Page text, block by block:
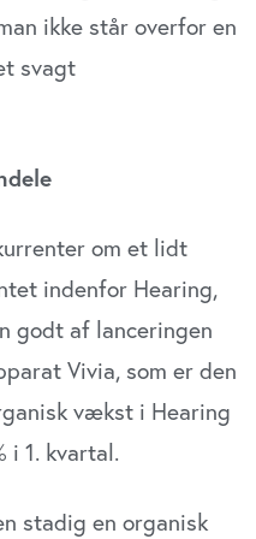
partnere inden for
og
kan kombinere disse
har givet dem, eller som
du fortsætter med at
ikke står overfor en
svagt
om et lidt
indenfor Hearing,
godt af lanceringen
Vivia, som er den
vækst i Hearing
i 1. kvartal.
stadig en organisk